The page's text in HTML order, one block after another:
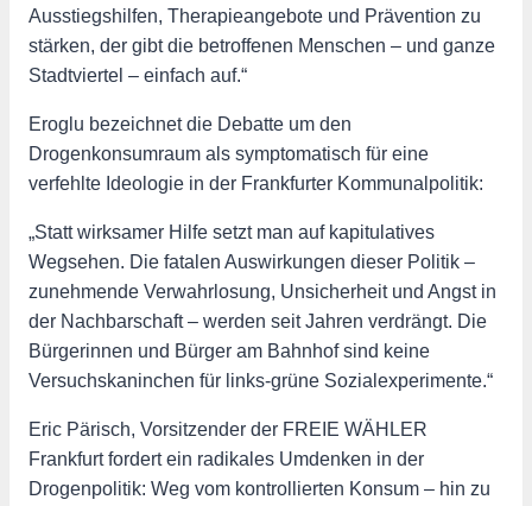
Ausstiegshilfen, Therapieangebote und Prävention zu
stärken, der gibt die betroffenen Menschen – und ganze
Stadtviertel – einfach auf.“
Eroglu bezeichnet die Debatte um den
Drogenkonsumraum als symptomatisch für eine
verfehlte Ideologie in der Frankfurter Kommunalpolitik:
„Statt wirksamer Hilfe setzt man auf kapitulatives
Wegsehen. Die fatalen Auswirkungen dieser Politik –
zunehmende Verwahrlosung, Unsicherheit und Angst in
der Nachbarschaft – werden seit Jahren verdrängt. Die
Bürgerinnen und Bürger am Bahnhof sind keine
Versuchskaninchen für links-grüne Sozialexperimente.“
Eric Pärisch, Vorsitzender der FREIE WÄHLER
Frankfurt fordert ein radikales Umdenken in der
Drogenpolitik: Weg vom kontrollierten Konsum – hin zu